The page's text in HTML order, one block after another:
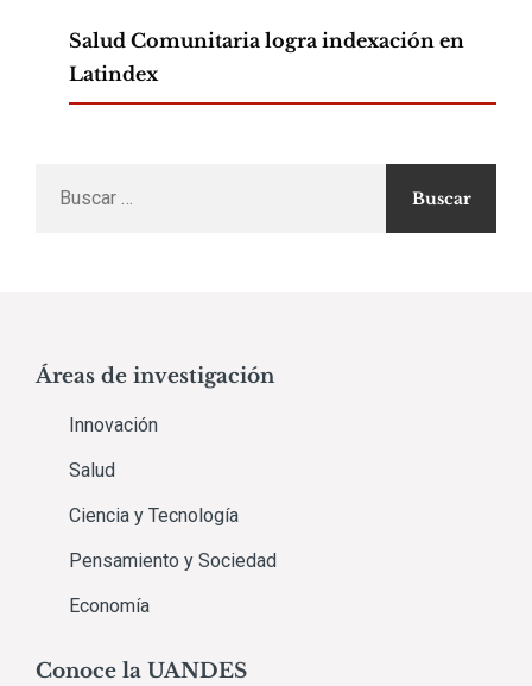
Salud Comunitaria logra indexación en
Latindex
Áreas de investigación
Innovación
Salud
Ciencia y Tecnología
Pensamiento y Sociedad
Economía
Conoce la UANDES